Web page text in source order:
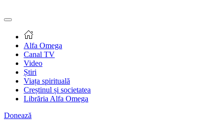
Alfa Omega
Canal TV
Video
Știri
Viața spirituală
Creștinul și societatea
Librăria Alfa Omega
Donează